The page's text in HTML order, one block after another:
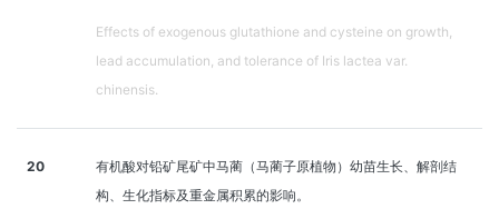
Effects of exogenous glutathione and cysteine on growth,
lead accumulation, and tolerance of Iris lactea var.
chinensis.
20
有机酸对铅矿尾矿中马蔺（马蔺子原植物）幼苗生长、解剖结
构、生化指标及重金属积累的影响。